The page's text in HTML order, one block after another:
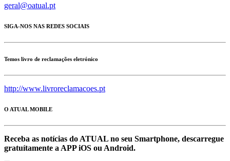
geral@oatual.pt
SIGA-NOS NAS REDES SOCIAIS
Temos livro de reclamações eletrónico
http://www.livroreclamacoes.pt
O ATUAL MOBILE
Receba as notícias do ATUAL no seu Smartphone, descarregue
gratuítamente a APP iOS ou Android.